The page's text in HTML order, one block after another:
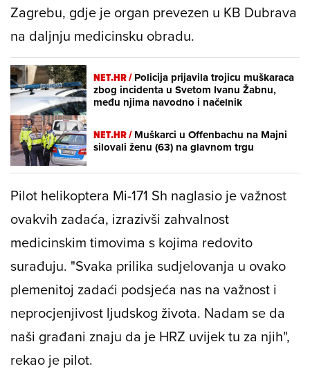
Zagrebu, gdje je organ prevezen u KB Dubrava
na daljnju medicinsku obradu.
NET.HR /Policija prijavila trojicu muškaraca
zbog incidenta u Svetom Ivanu Žabnu,
među njima navodno i načelnik
NET.HR /Muškarci u Offenbachu na Majni
silovali ženu (63) na glavnom trgu
Pilot helikoptera Mi-171 Sh naglasio je važnost
ovakvih zadaća, izrazivši zahvalnost
medicinskim timovima s kojima redovito
surađuju. "Svaka prilika sudjelovanja u ovako
plemenitoj zadaći podsjeća nas na važnost i
neprocjenjivost ljudskog života. Nadam se da
naši građani znaju da je HRZ uvijek tu za njih",
rekao je pilot.